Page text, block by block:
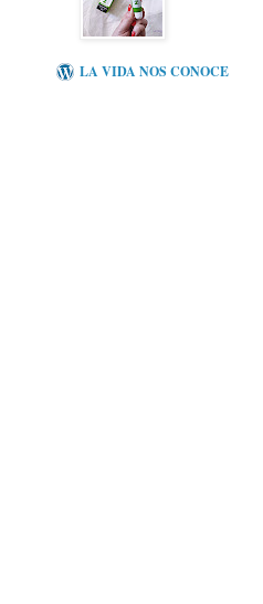
LA VIDA NOS CONOCE